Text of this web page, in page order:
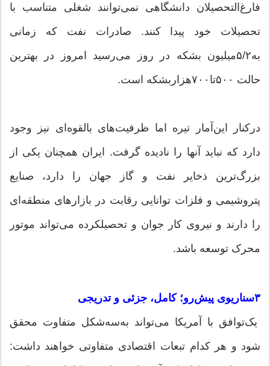
فارغ‌التحصیلان دانشگاهی نمی‌توانند شغلی متناسب با
تحصیلات خود پیدا کنند. صادرات نفت که زمانی
به‌۵/۲‌میلیون بشکه در روز می‌رسید امروز در بهترین
حالت ۵۰۰تا۷۰۰هزاربشکه است.
درکنار این‌آمار تیره اما ظرفیت‌های بالقوه‌ای نیز وجود
دارد که نباید آنها را نادیده گرفت. ایران همچنان یکی از
بزرگ‌ترین ذخایر نفت و گاز جهان را دارد، صنایع
پتروشیمی و فلزات توانایی رقابت در بازارهای منطقه‌ای
را دارند و نیروی کار جوان و تحصیلکرده می‌تواند موتور
محرک توسعه باشد.
۳سناریوی پیش‌رو؛ کامل، جزئی و تدریجی
یک‌توافق با آمریکا می‌تواند به‌سه‌شکل متفاوت محقق
شود و هر کدام تبعات اقتصادی متفاوتی خواهند داشت: